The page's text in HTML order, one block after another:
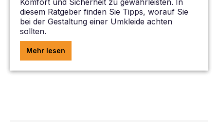
Komfort und Sicherheit zu gewährleisten. In
diesem Ratgeber finden Sie Tipps, worauf Sie
bei der Gestaltung einer Umkleide achten
sollten.
Mehr lesen